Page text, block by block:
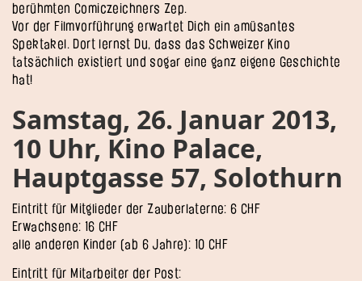
berühmten Comiczeichners Zep.
Vor der Filmvorführung erwartet Dich ein amüsantes
Spektakel. Dort lernst Du, dass das Schweizer Kino
tatsächlich existiert und sogar eine ganz eigene Geschichte
hat!
Samstag, 26. Januar 2013,
10 Uhr, Kino Palace,
Hauptgasse 57, Solothurn
Eintritt für Mitglieder der Zauberlaterne: 6 CHF
Erwachsene: 16 CHF
alle anderen Kinder (ab 6 Jahre): 10 CHF
Eintritt für Mitarbeiter der Post: